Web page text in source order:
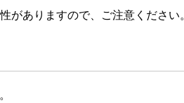
ありますので、ご注意ください。